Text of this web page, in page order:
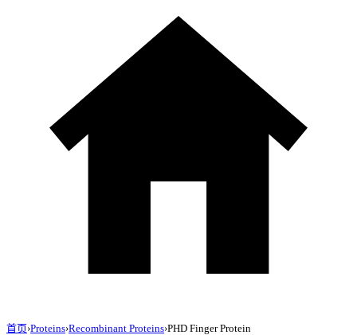
首页›Proteins›Recombinant Proteins›PHD Finger Protein